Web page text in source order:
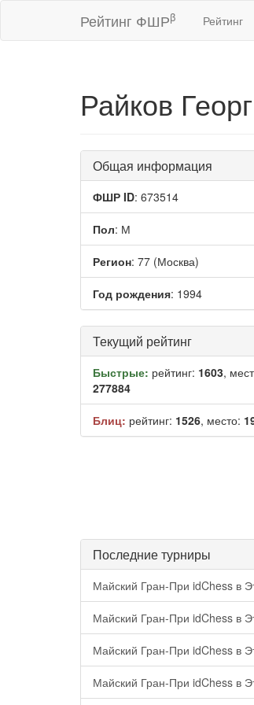
Рейтинг ФШРβ Рейтинг
Райков
Общая информация
ФШР ID: 673514
Пол: М
Регион: 77 (Москва)
Год рождения: 1994
Текущий рейтинг
Быстрые: рейтинг: 1603,
277884
Блиц: рейтинг: 1526, место:
Последние турниры
Майский Гран-При idChess в
Майский Гран-При idChess в
Майский Гран-При idChess в
Майский Гран-При idChess в